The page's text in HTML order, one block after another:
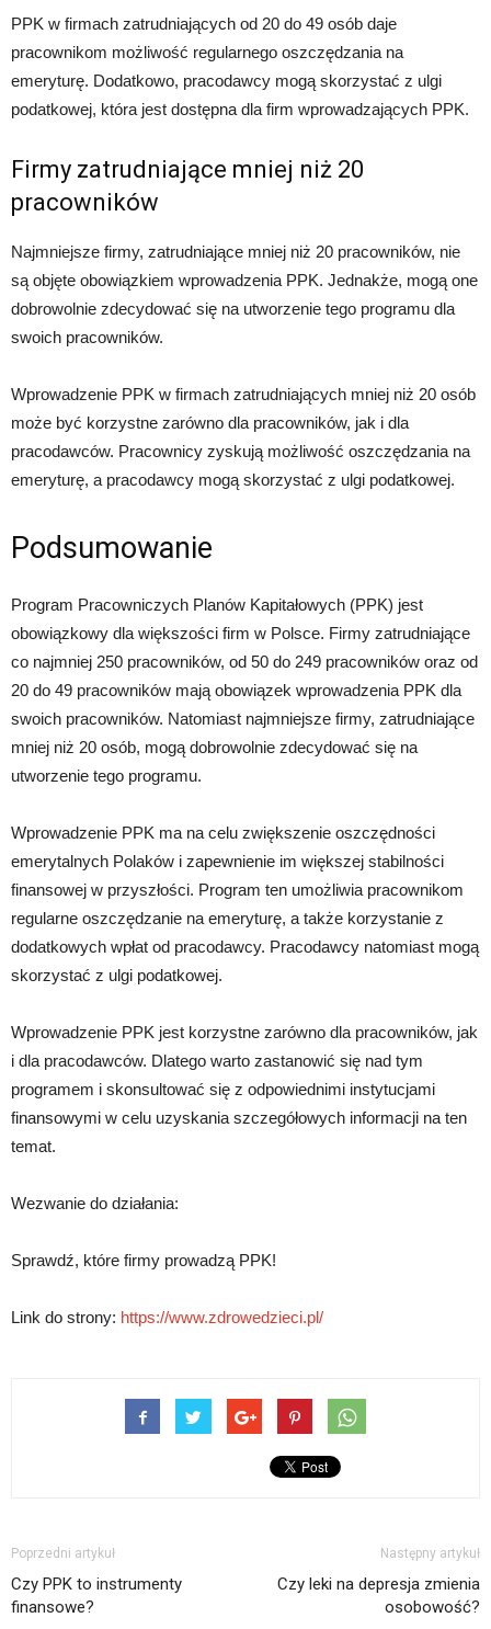
PPK w firmach zatrudniających od 20 do 49 osób daje
pracownikom możliwość regularnego oszczędzania na
emeryturę. Dodatkowo, pracodawcy mogą skorzystać z ulgi
podatkowej, która jest dostępna dla firm wprowadzających PPK.
Firmy zatrudniające mniej niż 20
pracowników
Najmniejsze firmy, zatrudniające mniej niż 20 pracowników, nie
są objęte obowiązkiem wprowadzenia PPK. Jednakże, mogą one
dobrowolnie zdecydować się na utworzenie tego programu dla
swoich pracowników.
Wprowadzenie PPK w firmach zatrudniających mniej niż 20 osób
może być korzystne zarówno dla pracowników, jak i dla
pracodawców. Pracownicy zyskują możliwość oszczędzania na
emeryturę, a pracodawcy mogą skorzystać z ulgi podatkowej.
Podsumowanie
Program Pracowniczych Planów Kapitałowych (PPK) jest
obowiązkowy dla większości firm w Polsce. Firmy zatrudniające
co najmniej 250 pracowników, od 50 do 249 pracowników oraz od
20 do 49 pracowników mają obowiązek wprowadzenia PPK dla
swoich pracowników. Natomiast najmniejsze firmy, zatrudniające
mniej niż 20 osób, mogą dobrowolnie zdecydować się na
utworzenie tego programu.
Wprowadzenie PPK ma na celu zwiększenie oszczędności
emerytalnych Polaków i zapewnienie im większej stabilności
finansowej w przyszłości. Program ten umożliwia pracownikom
regularne oszczędzanie na emeryturę, a także korzystanie z
dodatkowych wpłat od pracodawcy. Pracodawcy natomiast mogą
skorzystać z ulgi podatkowej.
Wprowadzenie PPK jest korzystne zarówno dla pracowników, jak
i dla pracodawców. Dlatego warto zastanowić się nad tym
programem i skonsultować się z odpowiednimi instytucjami
finansowymi w celu uzyskania szczegółowych informacji na ten
temat.
Wezwanie do działania:
Sprawdź, które firmy prowadzą PPK!
Link do strony: https://www.zdrowedzieci.pl/
Poprzedni artykuł
Czy PPK to instrumenty
finansowe?
Następny artykuł
Czy leki na depresja zmienia
osobowość?